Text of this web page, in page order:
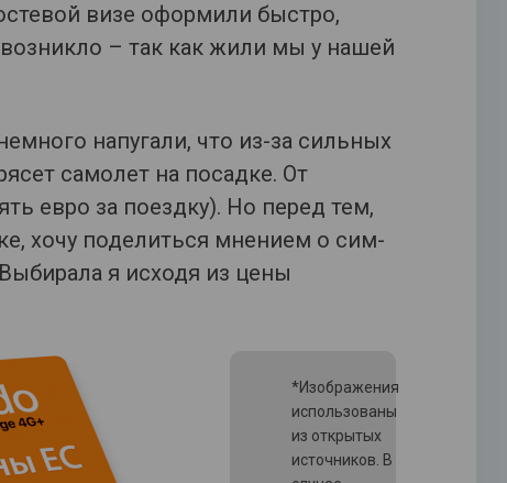
визе оформили быстро,
– так как жили мы у нашей
напугали, что из-за сильных
самолет на посадке. От
евро за поездку). Но перед тем,
хочу поделиться мнением о сим-
я исходя из цены
*Изображения
использованы
из открытых
источников. В